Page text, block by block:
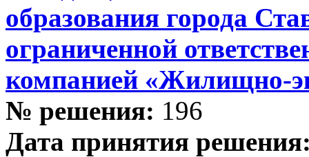
образования города
ограниченной
компанией «Жилищно-
№ решения: 196
Дата принятия